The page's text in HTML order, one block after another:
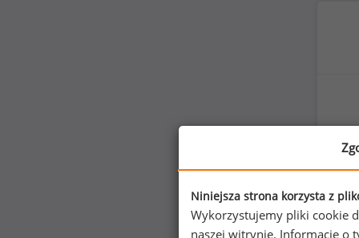
Niniejsza strona korzysta z
Wykorzystujemy pliki cookie
naszej witrynie. Informacje o